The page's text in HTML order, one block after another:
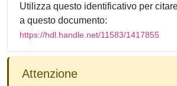
Utilizza questo identificativo per
a questo documento:
https://hdl.handle.net/11583/1417855
Attenzione